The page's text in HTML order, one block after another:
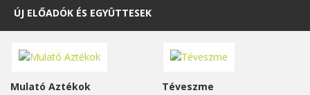
ÚJ ELŐADÓK ÉS EGYÜTTESEK
Mulató Aztékok Téveszme